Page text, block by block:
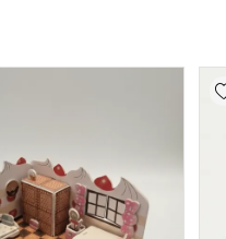
Add wishlist